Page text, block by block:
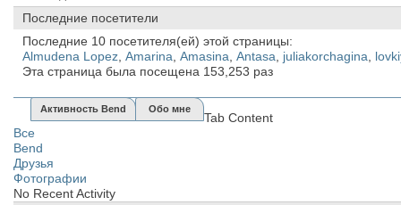
Последние посетители
Последние 10 посетителя(ей) этой страницы:
Almudena Lopez Amarina Amasina Antasa juliakorchagina
Эта страница была посещена 153,253 раз
Активность Bend Обо мне
Tab Content
Все
Bend
Друзья
Фотографии
No Recent Activity